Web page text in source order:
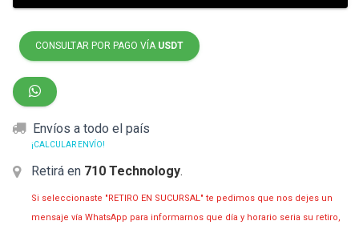
CONSULTAR POR PAGO VÍA USDT
Envíos a todo el país
¡CALCULAR ENVÍO!
Retirá en 710 Technology.
Si seleccionaste "RETIRO EN SUCURSAL" te pedimos que nos dejes un
mensaje vía WhatsApp para informarnos que día y horario seria su retiro,